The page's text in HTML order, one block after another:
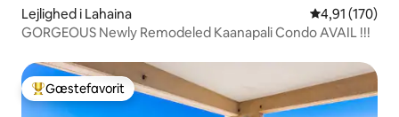
Lejlighed i Lahaina 4,91 ud af 5 i
4,91 (170)
GORGEOUS Newly Remodeled Kaanapali Condo AVAIL !!!
Bedste gæstefavorit
Gæstefavorit